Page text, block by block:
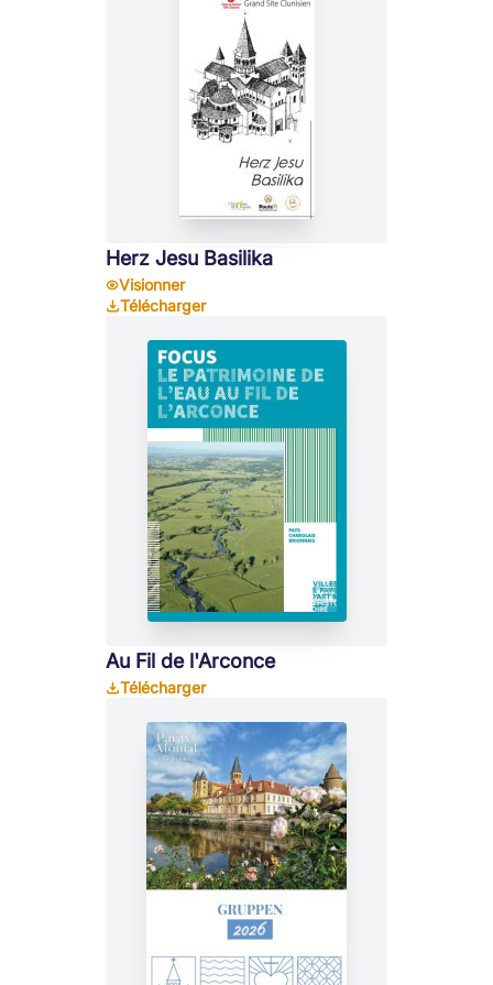
Herz Jesu Basilika
Visionner
Télécharger
Au Fil de l'Arconce
Télécharger